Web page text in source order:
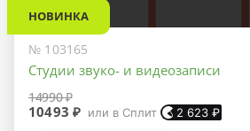
НОВИНКА
№ 103165
Студии звуко- и видеозаписи
14990 ₽
10493 ₽ или в Сплит 2 623 ₽